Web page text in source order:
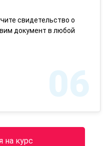
свидетельство о
документ в любой
06
на курс